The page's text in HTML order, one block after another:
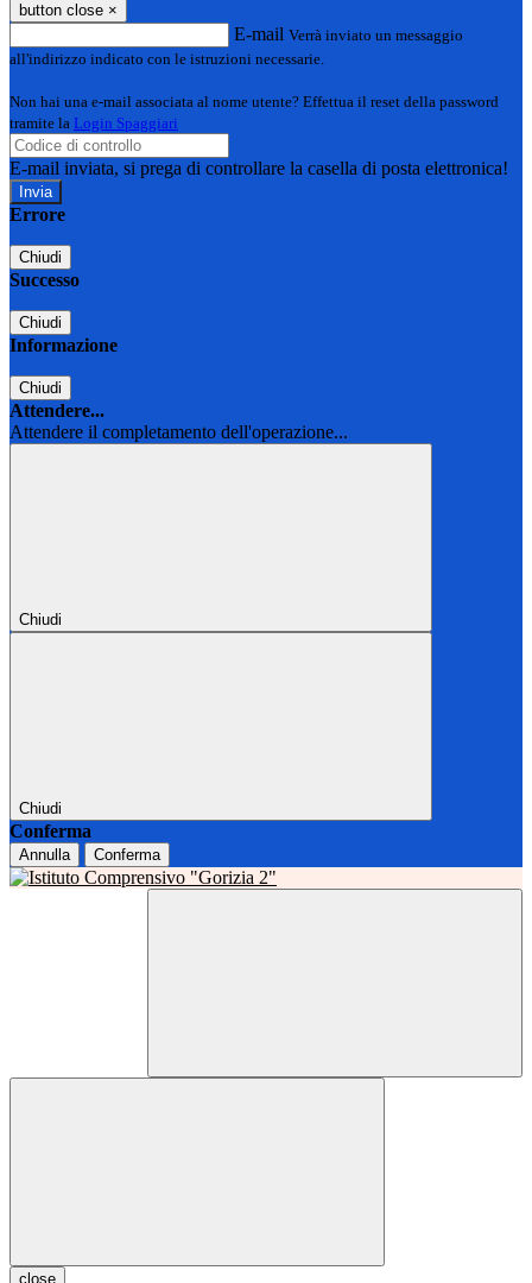
button close ×
E-mail Verrà inviato un messaggio
all'indirizzo indicato con le istruzioni necessarie.
Non hai una e-mail associata al nome utente? Effettua il reset della password
tramite la Login Spaggiari
E-mail inviata, si prega di controllare la casella di posta elettronica!
Errore
Chiudi
Successo
Chiudi
Informazione
Chiudi
Attendere...
Attendere il completamento dell'operazione...
Chiudi
Chiudi
Conferma
Annulla Conferma
close